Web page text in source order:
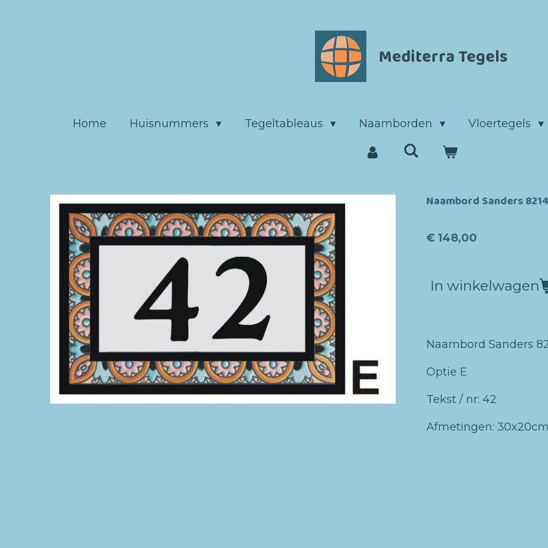
Mediterra Tegels
Home Huisnummers Tegeltableaus Naamborden Vloertegels
Naambord Sanders 8214
€ 148,00
In winkelwagen
Naambord Sanders
Optie E
Tekst / nr: 42
Afmetingen: 30x20cm